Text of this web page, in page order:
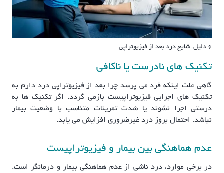
6 دلیل شایع درد بعد از فیزیوتراپی
تکنیک های نادرست یا ناکافی
گاهی علت اینکه فرد می پرسد چرا بعد از فیزیوتراپی درد دارم به
تکنیک های اجرایی فیزیوتراپیست بازمی گردد. اگر تکنیک ها به
درستی اجرا نشوند یا شدت تمرینات متناسب با وضعیت بیمار
نباشد، احتمال بروز درد غیرضروری افزایش می یابد.
عدم هماهنگی بین بیمار و فیزیوتراپیست
در برخی موارد، درد ناشی از عدم هماهنگی بیمار و درمانگر است.